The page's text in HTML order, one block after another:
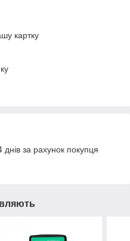
картку
за рахунок покупця